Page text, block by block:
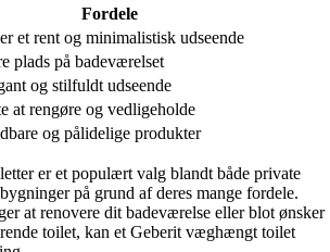
Fordele
et rent og minimalistisk udseende
plads på badeværelset
og stilfuldt udseende
at rengøre og vedligeholde
og pålidelige produkter
er et populært valg blandt både private
på grund af deres mange fordele.
at renovere dit badeværelse eller blot ønsker
toilet, kan et Geberit væghængt toilet